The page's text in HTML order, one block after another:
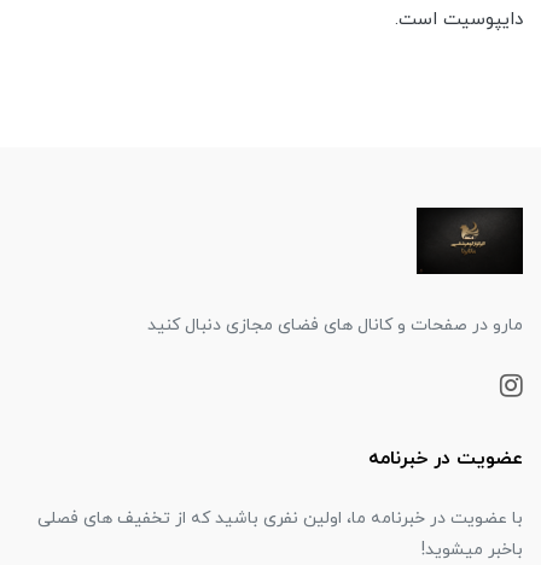
دایپوسیت است.
مارو در صفحات و کانال های فضای مجازی دنبال کنید
عضویت در خبرنامه
با عضویت در خبرنامه ما، اولین نفری باشید که از تخفیف های فصلی
باخبر میشوید!